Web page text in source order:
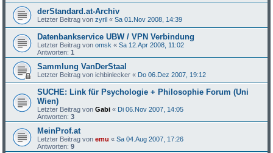
derStandard.at-Archiv
Letzter Beitrag vonzyril «Sa 01.Nov 2008, 14:39
Datenbankservice UBW / VPN Verbindung
Letzter Beitrag vonomsk «Sa 12.Apr 2008, 11:02
Antworten:1
Sammlung VanDerStaal
Letzter Beitrag vonichbinlecker « Do 06.Dez 2007, 19:12
SUCHE: Link für Psychologie + Philosophie Forum (Uni
Wien)
Letzter Beitrag vonGabi « Di 06.Nov 2007, 14:05
Antworten:3
MeinProf.at
Letzter Beitrag vonemu «Sa 04.Aug 2007, 17:26
Antworten:9